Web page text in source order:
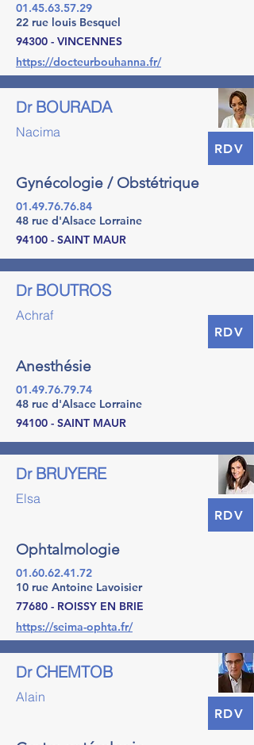
01.45.63.57.29
22 rue louis Besquel
94300 - VINCENNES
https://docteurbouhanna.fr/
BOURADA
Dr
Nacima
RDV
Gynécologie / Obstétrique
01.49.76.76.84
48 rue d'Alsace Lorraine
94100 - SAINT MAUR
BOUTROS
Dr
Achraf
RDV
Anesthésie
01.49.76.79.74
48 rue d'Alsace Lorraine
94100 - SAINT MAUR
BRUYERE
Dr
Elsa
RDV
Ophtalmologie
01.60.62.41.72
10 rue Antoine Lavoisier
77680 - ROISSY EN BRIE
https://seima-ophta.fr/
CHEMTOB
Dr
Alain
RDV